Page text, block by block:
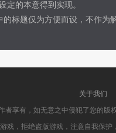
定的本意得到实现。
的标题仅为方便而设，不作为
关于我们
者享有，如无意之中侵犯了您的版
戏，拒绝盗版游戏，注意自我保